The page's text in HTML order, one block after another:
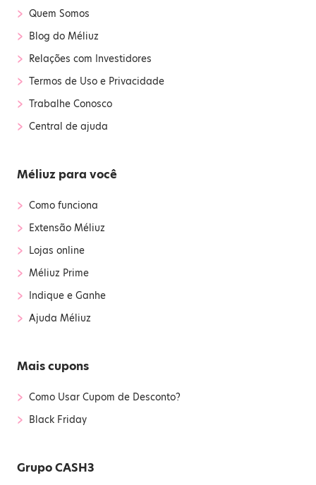
› Quem Somos
› Blog do Méliuz
› Relações com Investidores
› Termos de Uso e Privacidade
› Trabalhe Conosco
› Central de ajuda
Méliuz para você
› Como funciona
› Extensão Méliuz
› Lojas online
› Méliuz Prime
› Indique e Ganhe
› Ajuda Méliuz
Mais cupons
› Como Usar Cupom de Desconto?
› Black Friday
Grupo CASH3